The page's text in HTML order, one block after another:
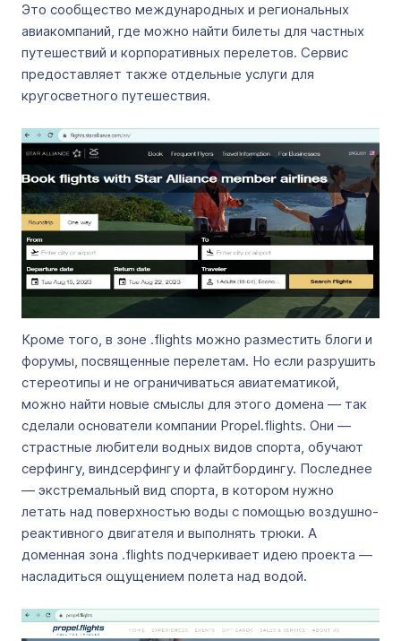
Это сообщество международных и региональных
авиакомпаний, где можно найти билеты для частных
путешествий и корпоративных перелетов. Сервис
предоставляет также отдельные услуги для
кругосветного путешествия.
Кроме того, в зоне .flights можно разместить блоги и
форумы, посвященные перелетам. Но если разрушить
стереотипы и не ограничиваться авиатематикой,
можно найти новые смыслы для этого домена — так
сделали основатели компании Propel.flights. Они —
страстные любители водных видов спорта, обучают
серфингу, виндсерфингу и флайтбордингу. Последнее
— экстремальный вид спорта, в котором нужно
летать над поверхностью воды с помощью воздушно-
реактивного двигателя и выполнять трюки. А
доменная зона .flights подчеркивает идею проекта —
насладиться ощущением полета над водой.